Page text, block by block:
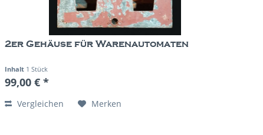
2er Gehäuse für Warenautomaten
Inhalt 1 Stück
99,00 € *
Vergleichen Merken